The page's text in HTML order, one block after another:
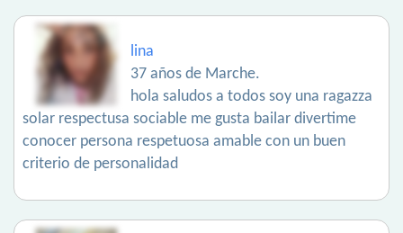
lina
37 años de Marche.
hola saludos a todos soy una ragazza
solar respectusa sociable me gusta bailar divertime
conocer persona respetuosa amable con un buen
criterio de personalidad